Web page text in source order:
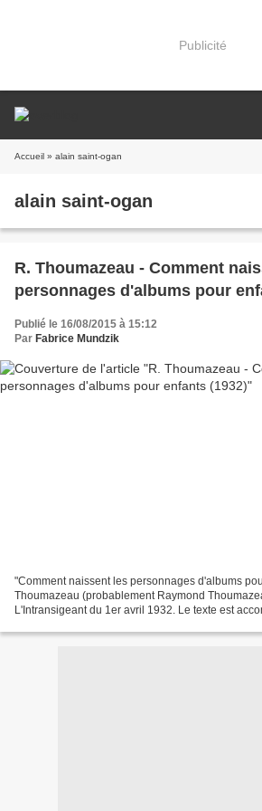
Publicité
Accueil » alain saint-ogan
alain saint-ogan
R. Thoumazeau - Comment
personnages d'albums pour
Publié le 16/08/2015 à 15:12
Par Fabrice Mundzik
"Comment naissent les personnages d'albums
Thoumazeau (probablement Raymond
L'Intransigeant du 1er avril 1932. Le texte est